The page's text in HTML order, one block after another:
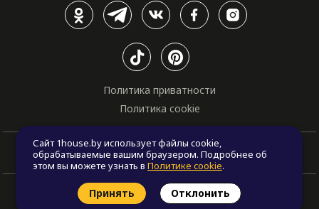
Политика приватности
Политика cookie
© Все права защищены. "One house", 2011 - 2026
Сайт 1house.by использует файлы cookie,
обрабатываемые вашим браузером. Подробнее об
этом вы можете узнать вПолитике cookie.
Принять Отклонить